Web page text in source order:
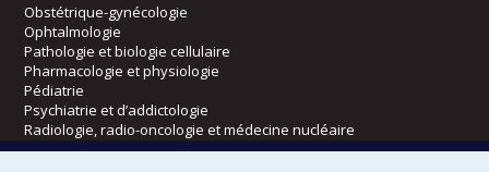
Obstétrique-gynécologie
Ophtalmologie
Pathologie et biologie cellulaire
Pharmacologie et physiologie
Pédiatrie
Psychiatrie et d’addictologie
Radiologie, radio-oncologie et médecine nucléaire